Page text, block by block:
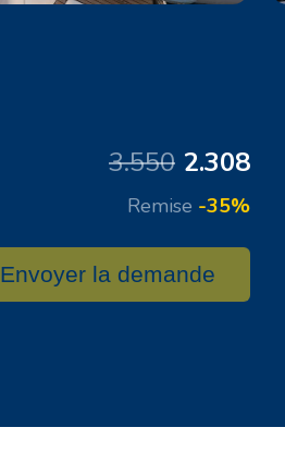
3.550 2.308
Remise -35%
Envoyer la demande